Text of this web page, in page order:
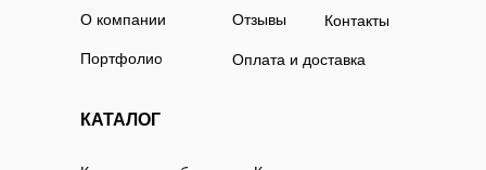
О компании
КАТАЛОГ
Портфолио
Контакты
Отзывы
Оплата и доставка